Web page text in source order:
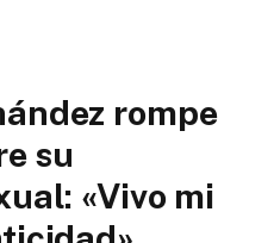
rompe
su
«Vivo mi